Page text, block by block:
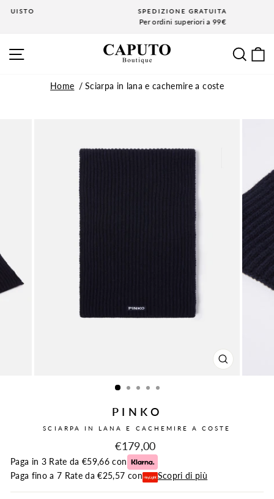
Metti
pausa
la
SPEDIZIONE GRATUITA
Per ordini superiori a 99€
NAVIGAZIONE SITO
Home Sciarpa in lana e cachemire a coste
CHIUDI
PINKO
SCIARPA IN LANA E CACHEMIRE A COSTE
Prezzo
intero
€179,00
Paga in 3 Rate da €59,66 con
Paga fino a 7 Rate da €25,57 con
Scopri di più